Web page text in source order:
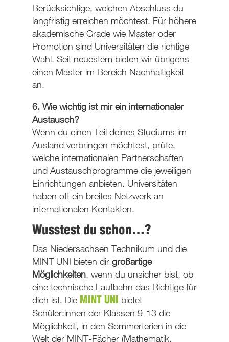
Berücksichtige, welchen Abschluss du
langfristig erreichen möchtest. Für höhere
akademische Grade wie Master oder
Promotion sind Universitäten die richtige
Wahl. Seit neuestem bieten wir übrigens
einen Master im Bereich Nachhaltigkeit
an.
6. Wie wichtig ist mir ein internationaler
Austausch?
Wenn du einen Teil deines Studiums im
Ausland verbringen möchtest, prüfe,
welche internationalen Partnerschaften
und Austauschprogramme die jeweiligen
Einrichtungen anbieten. Universitäten
haben oft ein breites Netzwerk an
internationalen Kontakten.
Wusstest du schon…?
Das Niedersachsen Technikum und die
MINT UNI bieten dir großartige
Möglichkeiten, wenn du unsicher bist, ob
eine technische Laufbahn das Richtige für
dich ist. Die MINT UNI
bietet
Schüler:innen der Klassen 9-13 die
Möglichkeit, in den Sommerferien in die
Welt der MINT-Fächer (Mathematik,